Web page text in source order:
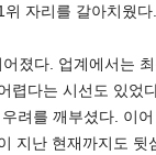
자리를 갈아치웠다.
졌다. 업계에서는
렵다는 시선도 있었
려를 깨부셨다. 이
지난 현재까지도 뒷